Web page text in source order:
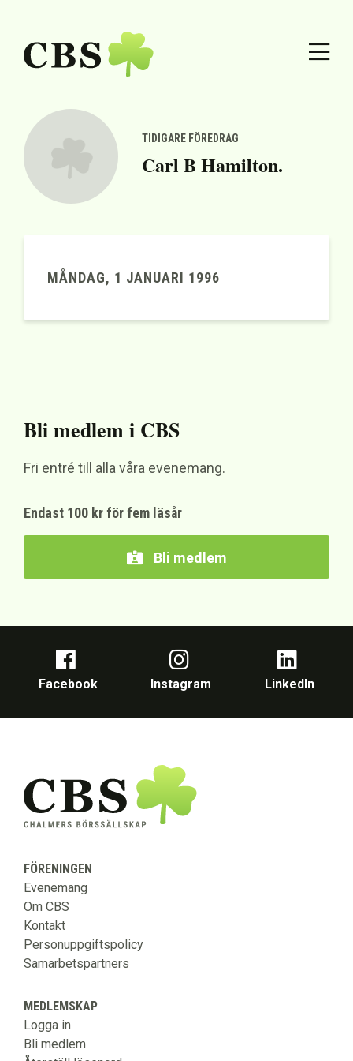
TIDIGARE FÖREDRAG
Carl B Hamilton.
MÅNDAG, 1 JANUARI 1996
Bli medlem i CBS
Fri entré till alla våra evenemang.
Endast 100 kr för fem läsår
Bli medlem
Facebook Instagram LinkedIn
FÖRENINGEN
Evenemang
Om CBS
Kontakt
Personuppgiftspolicy
Samarbetspartners
MEDLEMSKAP
Logga in
Bli medlem